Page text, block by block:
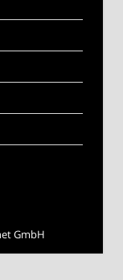
GmbH